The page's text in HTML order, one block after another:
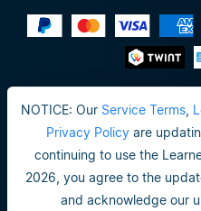
NOTICE: Our Service Terms
Privacy Policyare
continuing to use the
2026, you agree to the
and acknowledge our
Do not sell or